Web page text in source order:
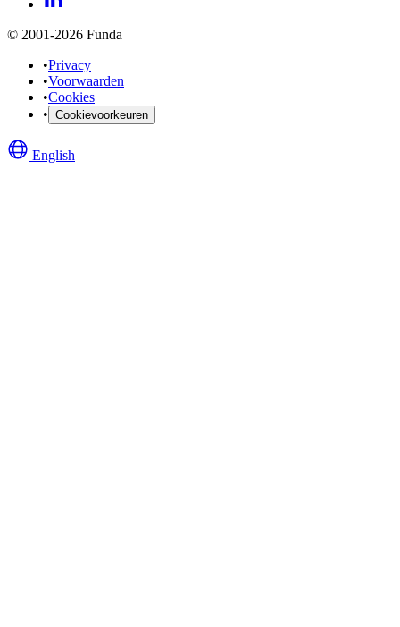
© 2001-2026 Funda
•Privacy
•Voorwaarden
•Cookies
• Cookievoorkeuren
English